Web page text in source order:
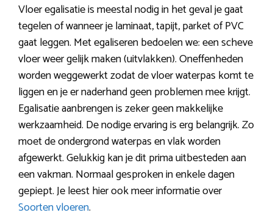
Vloer egalisatie is meestal nodig in het geval je gaat
tegelen of wanneer je laminaat, tapijt, parket of PVC
gaat leggen. Met egaliseren bedoelen we: een scheve
vloer weer gelijk maken (uitvlakken). Oneffenheden
worden weggewerkt zodat de vloer waterpas komt te
liggen en je er naderhand geen problemen mee krijgt.
Egalisatie aanbrengen is zeker geen makkelijke
werkzaamheid. De nodige ervaring is erg belangrijk. Zo
moet de ondergrond waterpas en vlak worden
afgewerkt. Gelukkig kan je dit prima uitbesteden aan
een vakman. Normaal gesproken in enkele dagen
gepiept. Je leest hier ook meer informatie over
Soorten vloeren.